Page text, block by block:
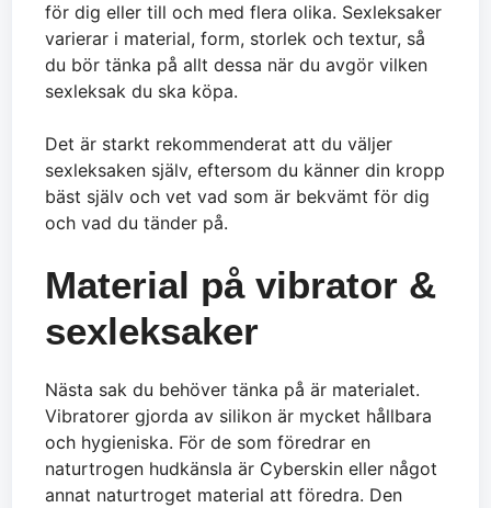
för dig eller till och med flera olika. Sexleksaker
varierar i material, form, storlek och textur, så
du bör tänka på allt dessa när du avgör vilken
sexleksak du ska köpa.
Det är starkt rekommenderat att du väljer
sexleksaken själv, eftersom du känner din kropp
bäst själv och vet vad som är bekvämt för dig
och vad du tänder på.
Material på vibrator &
sexleksaker
Nästa sak du behöver tänka på är materialet.
Vibratorer gjorda av silikon är mycket hållbara
och hygieniska. För de som föredrar en
naturtrogen hudkänsla är Cyberskin eller något
annat naturtroget material att föredra. Den